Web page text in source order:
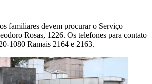
familiares devem procurar o Serviço
Rosas, 1226. Os telefones para contato
1080 Ramais 2164 e 2163.